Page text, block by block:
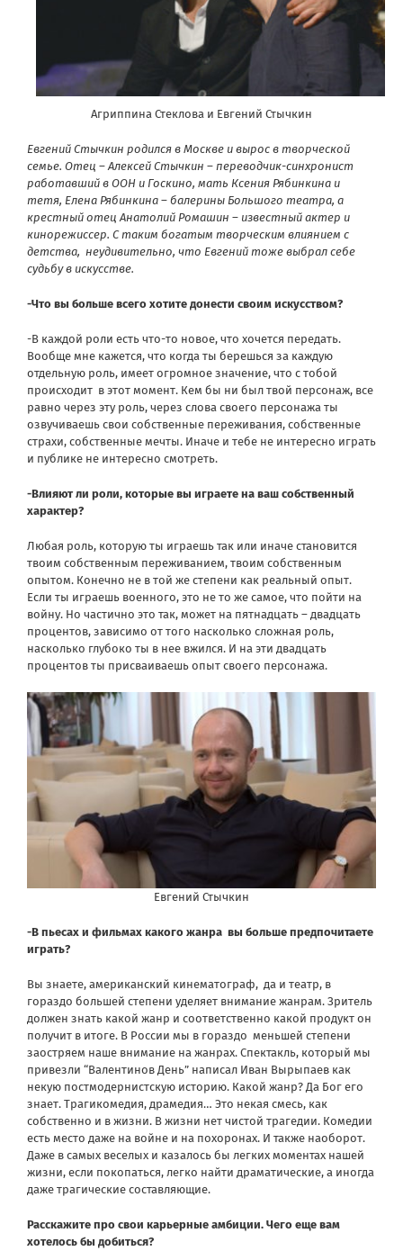
Агриппина Стеклова и Евгений Стычкин
Евгений Стычкин родился в Москве и вырос в творческой
семье. Отец – Алексей Стычкин – переводчик-синхронист
работавший в ООН и Госкино, мать Ксения Рябинкина и
тетя, Елена Рябинкина – балерины Большого театра, а
крестный отец Анатолий Ромашин – известный актер и
кинорежиссер. С таким богатым творческим влиянием с
детства, неудивительно, что Евгений тоже выбрал себе
судьбу в искусстве.
-Что вы больше всего хотите донести своим искусством?
-В каждой роли есть что-то новое, что хочется передать.
Вообще мне кажется, что когда ты берешься за каждую
отдельную роль, имеет огромное значение, что с тобой
происходит в этот момент. Кем бы ни был твой персонаж, все
равно через эту роль, через слова своего персонажа ты
озвучиваешь свои собственные переживания, собственные
страхи, собственные мечты. Иначе и тебе не интересно играть
и публике не интересно смотреть.
-Влияют ли роли, которые вы играете на ваш собственный
характер?
Любая роль, которую ты играешь так или иначе становится
твоим собственным переживанием, твоим собственным
опытом. Конечно не в той же степени как реальный опыт.
Если ты играешь военного, это не то же самое, что пойти на
войну. Но частично это так, может на пятнадцать – двадцать
процентов, зависимо от того насколько сложная роль,
насколько глубоко ты в нее вжился. И на эти двадцать
процентов ты присваиваешь опыт своего персонажа.
Евгений Стычкин
-В пьесах и фильмах какого жанра вы больше предпочитаете
играть?
Вы знаете, американский кинематограф, да и театр, в
гораздо большей степени уделяет внимание жанрам. Зритель
должен знать какой жанр и соответственно какой продукт он
получит в итоге. В России мы в гораздо меньшей степени
заостряем наше внимание на жанрах. Спектакль, который мы
привезли “Валентинов День” написал Иван Вырыпаев как
некую постмодернистскую историю. Какой жанр? Да Бог его
знает. Трагикомедия, драмедия… Это некая смесь, как
собственно и в жизни. В жизни нет чистой трагедии. Комедии
есть место даже на войне и на похоронах. И также наоборот.
Даже в самых веселых и казалось бы легких моментах нашей
жизни, если покопаться, легко найти драматические, а иногда
даже трагические составляющие.
Расскажите про свои карьерные амбиции. Чего еще вам
хотелось бы добиться?